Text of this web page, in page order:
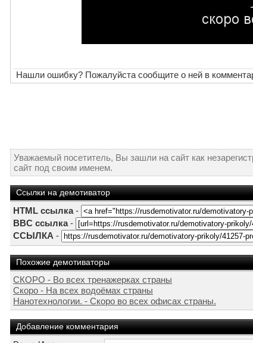
Нашли ошибку? Пожалуйста сообщите о ней в
Уважаемый посетитель, Вы зашли на сайт как
сайт под своим именем.
Ссылки на демотиватор
HTML ссылка-
BBC ссылка-
ССЫЛКА -
Похожие демотиваторы
СКОРО - Во всех тренажерках страны
Скоро - На всех водоёмах страны
Нанотехнологии. - Скоро во всех офисах страны.
Добавление комментария